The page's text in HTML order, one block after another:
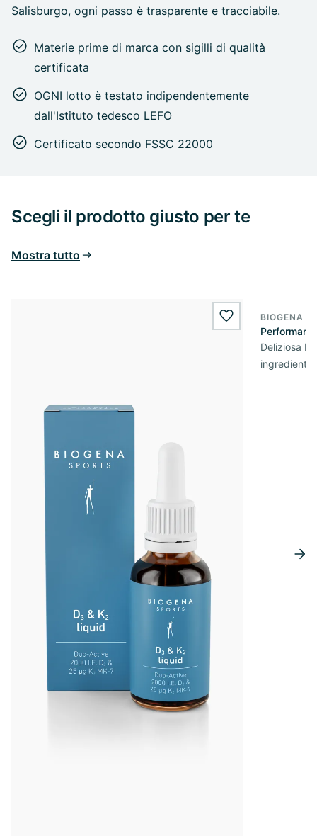
Salisburgo, ogni passo è trasparente e tracciabile.
Materie prime di marca con sigilli di qualità
certificata
OGNI lotto è testato indipendentemente
dall'Istituto tedesco LEFO
Certificato secondo FSSC 22000
Scegli il prodotto giusto per te
Mostra tutto
wishlist.add
BIOGENA
Deliziosa
ingredienti